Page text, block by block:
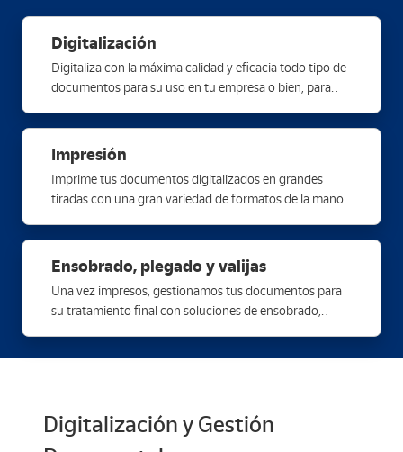
Digitalización
Digitaliza con la máxima calidad y eficacia todo tipo de
documentos para su uso en tu empresa o bien, para
nuestras bases de datos.
Impresión
Imprime tus documentos digitalizados en grandes
tiradas con una gran variedad de formatos de la mano
Ensobrado, plegado y valijas
Una vez impresos, gestionamos tus documentos para
su tratamiento final con soluciones de ensobrado,
Digitalización y Gestión